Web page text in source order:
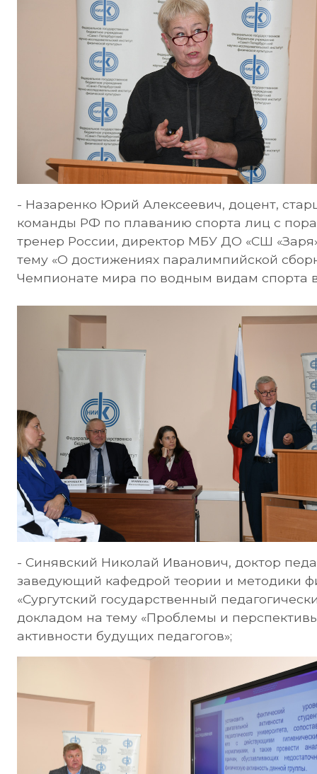
- Назаренко Юрий Алексеевич, доцент,
команды РФ по плаванию спорта лиц с
тренер России, директор МБУ ДО «СШ
тему «О достижениях паралимпийской
Чемпионате мира по водным видам спорта в
- Синявский Николай Иванович, доктор
заведующий кафедрой теории и методики
«Сургутский государственный
докладом на тему «Проблемы и
активности будущих педагогов»;